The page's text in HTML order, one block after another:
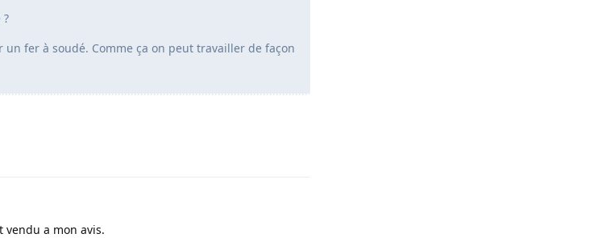
fer à soudé. Comme ça on peut travailler de façon
vendu a mon avis.